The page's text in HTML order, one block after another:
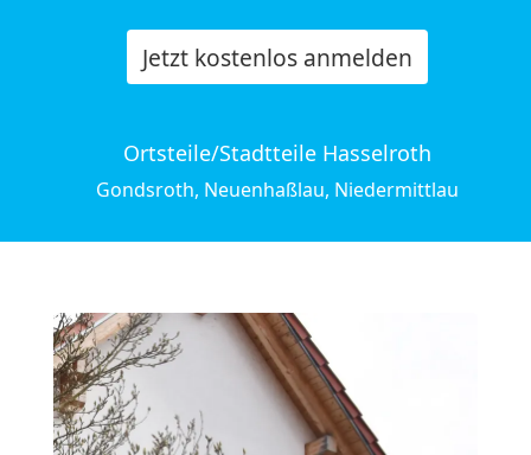
Jetzt kostenlos anmelden
Ortsteile/Stadtteile Hasselroth
Gondsroth, Neuenhaßlau, Niedermittlau